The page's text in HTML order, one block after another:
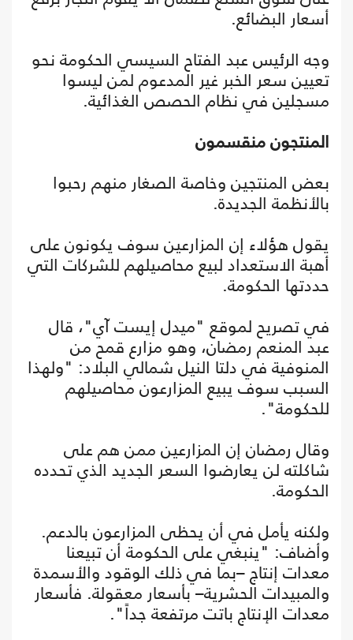
أسعار البضائع.
وجه الرئيس عبد الفتاح السيسي الحكومة نحو
تعيين سعر الخبر غير المدعوم لمن ليسوا
مسجلين في نظام الحصص الغذائية.
المنتجون منقسمون
بعض المنتجين وخاصة الصغار منهم رحبوا
بالأنظمة الجديدة.
يقول هؤلاء إن المزارعين سوف يكونون على
أهبة الاستعداد لبيع محاصيلهم للشركات التي
حددتها الحكومة.
في تصريح لموقع "ميدل إيست آي"، قال
عبد المنعم رمضان، وهو مزارع قمح من
المنوفية في دلتا النيل شمالي البلاد: "ولهذا
السبب سوف يبيع المزارعون محاصيلهم
للحكومة".
وقال رمضان إن المزارعين ممن هم على
شاكلته لن يعارضوا السعر الجديد الذي تحدده
الحكومة.
ولكنه يأمل في أن يحظى المزارعون بالدعم.
وأضاف: "ينبغي على الحكومة أن تبيعنا
معدات إنتاج –بما في ذلك الوقود والأسمدة
والمبيدات الحشرية– بأسعار معقولة. فأسعار
معدات الإنتاج باتت مرتفعة جداً".